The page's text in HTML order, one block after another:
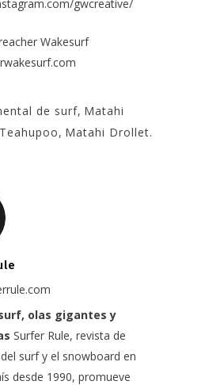
gwcreative/
Wakesurf
de surf, Matahi
, Matahi Drollet.
olas gigantes y
Surfer Rule, revista de
surf y el snowboard en
desde 1990, promueve